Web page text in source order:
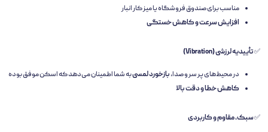
مناسب برای صندوق فروشگاه یا میز کار انبار
افزایش سرعت و کاهش خستگی
✅تأییدیه لرزشی (Vibration)
در محیط‌های پر سر و صدا،بازخورد لمسیبه شما اطمینان می‌دهد که اسکن موفق بوده
کاهش خطا و دقت بالا
✅سبک، مقاوم و کاربردی